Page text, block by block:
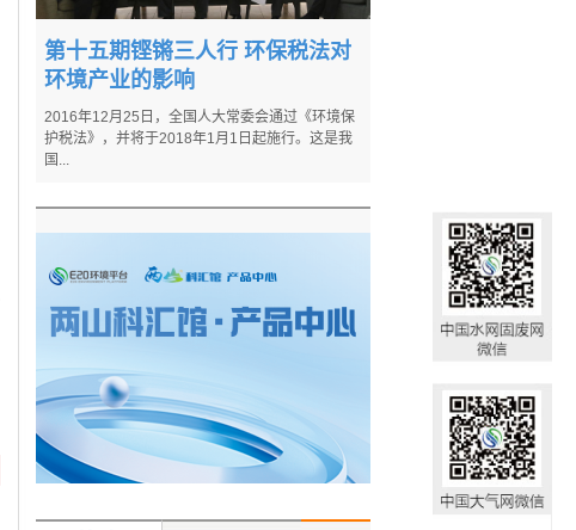
第十五期铿锵三人行 环保税法对
环境产业的影响
2016年12月25日，全国人大常委会通过《环境保
护税法》，并将于2018年1月1日起施行。这是我
国...